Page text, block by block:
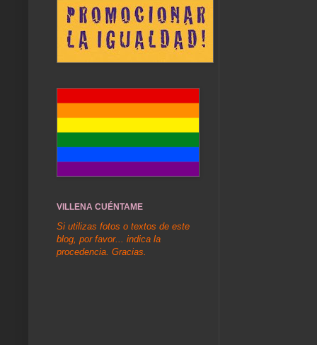
VILLENA CUÉNTAME
Si utilizas fotos o textos de este
blog, por favor... indica la
procedencia. Gracias.